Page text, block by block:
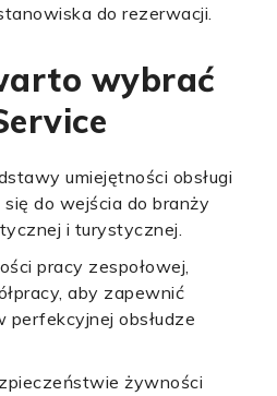
do rezerwacji.
wybrać
umiejętności obsługi
do wejścia do branży
i turystycznej.
pracy zespołowej,
aby zapewnić
perfekcyjnej obsłudze
żywności